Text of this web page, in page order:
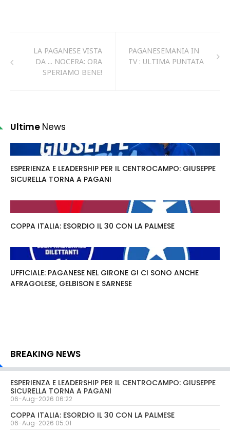
LA PAGANESE VISTA
DA ... NOCERA: ORA
SPERIAMO BENE!
PAGANESEMANIA IN
TV : ULTIMA PUNTATA
Ultime News
ESPERIENZA E LEADERSHIP PER IL CENTROCAMPO: GIUSEPPE
SICURELLA TORNA A PAGANI
COPPA ITALIA: ESORDIO IL 30 CON LA PALMESE
UFFICIALE: PAGANESE NEL GIRONE G! CI SONO ANCHE
AFRAGOLESE, GELBISON E SARNESE
BREAKING NEWS
ESPERIENZA E LEADERSHIP PER IL CENTROCAMPO: GIUSEPPE
SICURELLA TORNA A PAGANI
06-Aug-2026 06:22
COPPA ITALIA: ESORDIO IL 30 CON LA PALMESE
06-Aug-2026 05:01